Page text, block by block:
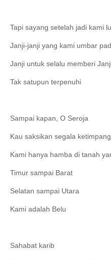
Tapi sayang setelah jadi kami
Janji-janji yang kami umbar
Janji untuk selalu memberi
Tak satupun terpenuhi
Sampai kapan, O Seroja
Kau saksikan segala
Kami hanya hamba di tanah
Timur sampai Barat
Selatan sampai Utara
Kami adalah Belu
Sahabat karib